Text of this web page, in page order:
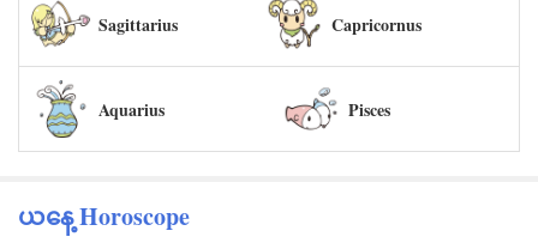
Sagittarius Capricornus
Aquarius Pisces
ယနေ့ Horoscope